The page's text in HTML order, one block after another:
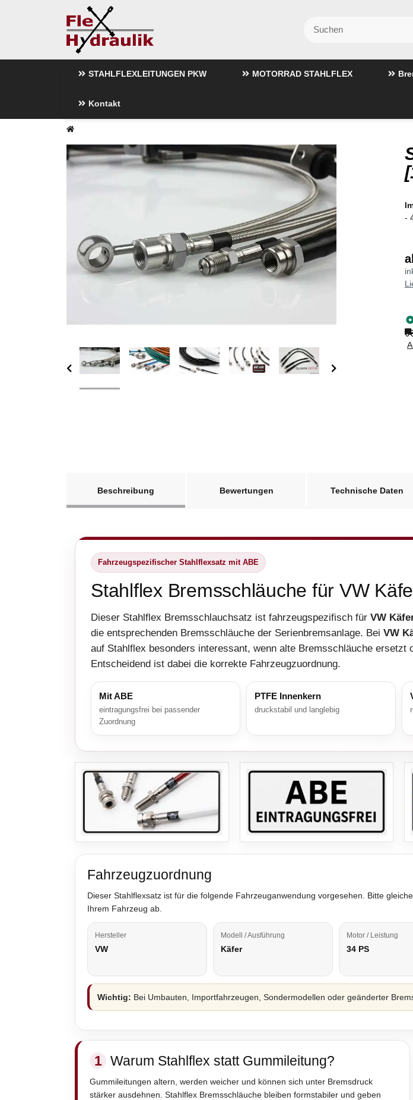
STAHLFLEXLEITUNGEN PKW MOTORRAD STAHLFLEX
Kontakt
Beschreibung
Bewertungen Technische Daten
Fahrzeugspezifischer Stahlflexsatz mit ABE
Stahlflex Bremsschläuche für VW
Dieser Stahlflex Bremsschlauchsatz ist fahrzeugspezifisch für VW
die entsprechenden Bremsschläuche der Serienbremsanlage. Bei VW
auf Stahlflex besonders interessant, wenn alte Bremsschläuche ersetzt
Entscheidend ist dabei die korrekte Fahrzeugzuordnung.
Mit ABE
eintragungsfrei bei passender
Zuordnung
PTFE Innenkern
druckstabil und langlebig
Fahrzeugzuordnung
Dieser Stahlflexsatz ist für die folgende Fahrzeuganwendung vorgesehen. Bitte
Ihrem Fahrzeug ab.
Hersteller
VW
Modell / Ausführung
Käfer
Motor / Leistung
34 PS
Wichtig: Bei Umbauten, Importfahrzeugen, Sondermodellen oder geänderter
1 Warum Stahlflex statt Gummileitung?
Gummileitungen altern, werden weicher und können sich unter Bremsdruck
stärker ausdehnen. Stahlflex Bremsschläuche bleiben formstabiler und geben